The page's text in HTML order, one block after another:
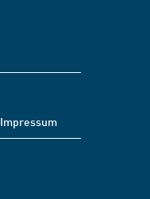
Impressum